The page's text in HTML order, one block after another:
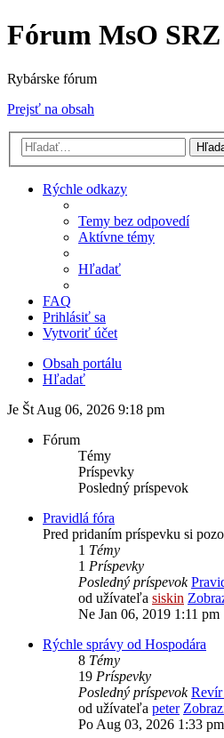
Fórum MsO
Rybárske fórum
Prejsť na obsah
Rýchle odkazy
Temy bez odpovedí
Aktívne témy
Hľadať
FAQ
Prihlásiť sa
Vytvoriť účet
Obsah portálu
Hľadať
Je Št Aug 06, 2026 9:18 pm
Fórum
Témy
Príspevky
Posledný príspevok
Pravidlá fóra
Pred pridaním príspevku si
1 Témy
1 Príspevky
Posledný príspevok
od užívateľa siskin
Ne Jan 06, 2019 1:11 pm
Rýchle správy od Hospodára
8 Témy
19 Príspevky
Posledný príspevok
od užívateľa peter
Po Aug 03, 2026 1:33 pm